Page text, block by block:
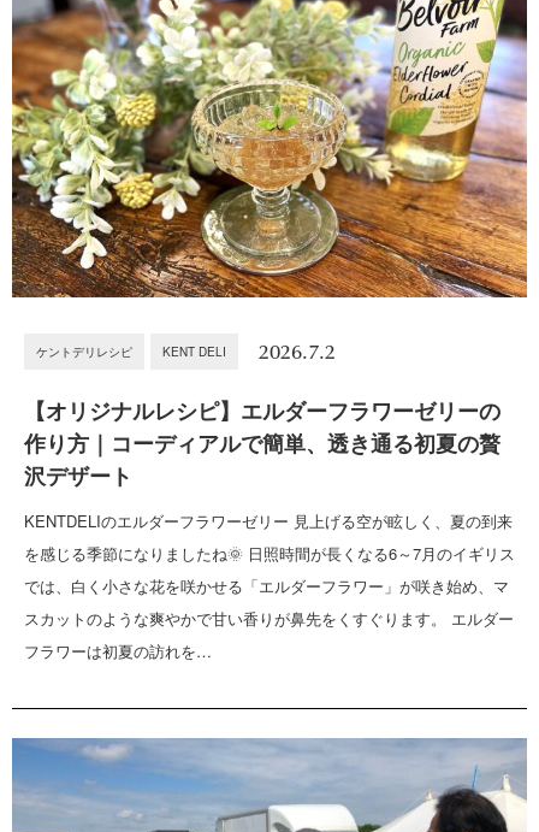
ケントデリレシピ KENT DELI 2026.7.2
【オリジナルレシピ】エルダーフラワーゼリーの
作り方｜コーディアルで簡単、透き通る初夏の贅
沢デザート
KENTDELIのエルダーフラワーゼリー 見上げる空が眩しく、夏の到来
を感じる季節になりましたね🌞 日照時間が長くなる6～7月のイギリス
では、白く小さな花を咲かせる「エルダーフラワー」が咲き始め、マ
スカットのような爽やかで甘い香りが鼻先をくすぐります。 エルダー
フラワーは初夏の訪れを…